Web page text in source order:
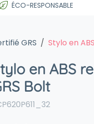
ÉCO-RESPONSABLE
GRS Stylo en
en ABS
Bolt